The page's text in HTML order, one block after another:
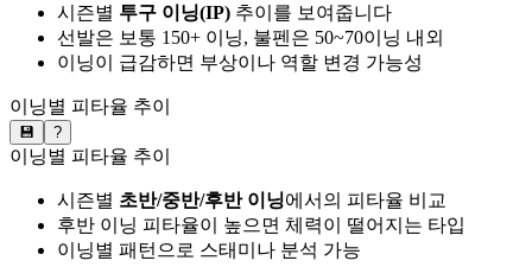
시즌별 투구 이닝(IP) 추이를 보여줍니다
선발은 보통 150+ 이닝, 불펜은 50~70이닝 내외
이닝이 급감하면 부상이나 역할 변경 가능성
이닝별 피타율 추이
💾 ?
이닝별 피타율 추이
시즌별 초반/중반/후반 이닝에서의 피타율 비교
후반 이닝 피타율이 높으면 체력이 떨어지는 타입
이닝별 패턴으로 스태미나 분석 가능